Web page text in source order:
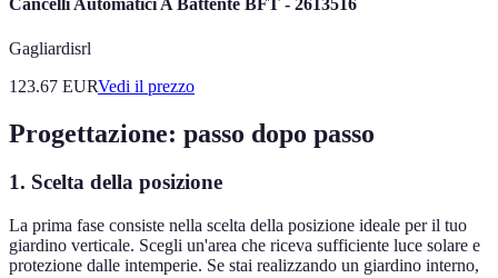
Cancelli Automatici A Battente BFT - 2613516
Gagliardisrl
123.67 EURVedi il prezzo
Progettazione: passo dopo passo
1. Scelta della posizione
La prima fase consiste nella scelta della posizione ideale per il tuo
giardino verticale. Scegli un'area che riceva sufficiente luce solare e
protezione dalle intemperie. Se stai realizzando un giardino interno,